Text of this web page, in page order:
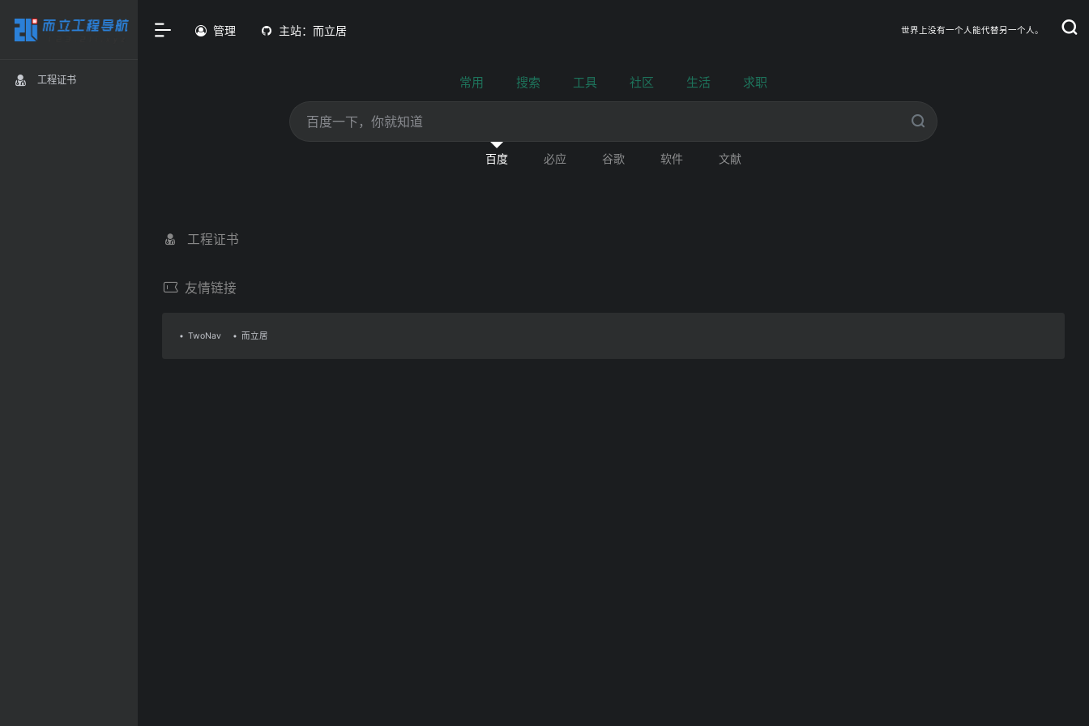
工程证书
管理 主站：而立居 世界上没有一个人能代替另一个人。
常用 搜索 工具 社区 生活 求职
百度 必应 谷歌 软件 文献
工程证书
友情链接
TwoNav 而立居